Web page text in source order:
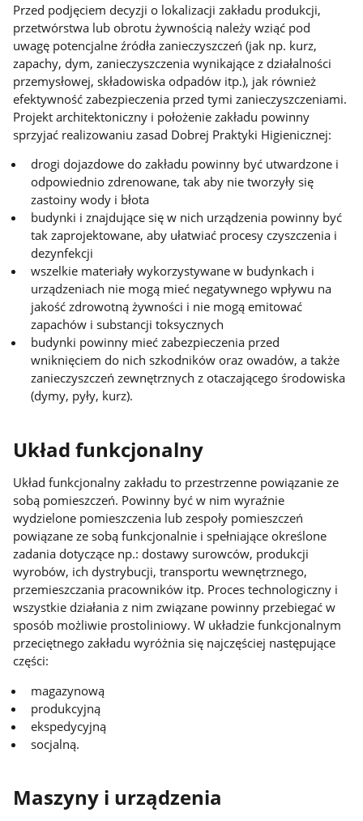
Przed podjęciem decyzji o lokalizacji zakładu produkcji,
przetwórstwa lub obrotu żywnością należy wziąć pod
uwagę potencjalne źródła zanieczyszczeń (jak np. kurz,
zapachy, dym, zanieczyszczenia wynikające z działalności
przemysłowej, składowiska odpadów itp.), jak również
efektywność zabezpieczenia przed tymi zanieczyszczeniami.
Projekt architektoniczny i położenie zakładu powinny
sprzyjać realizowaniu zasad Dobrej Praktyki Higienicznej:
drogi dojazdowe do zakładu powinny być utwardzone i
odpowiednio zdrenowane, tak aby nie tworzyły się
zastoiny wody i błota
budynki i znajdujące się w nich urządzenia powinny być
tak zaprojektowane, aby ułatwiać procesy czyszczenia i
dezynfekcji
wszelkie materiały wykorzystywane w budynkach i
urządzeniach nie mogą mieć negatywnego wpływu na
jakość zdrowotną żywności i nie mogą emitować
zapachów i substancji toksycznych
budynki powinny mieć zabezpieczenia przed
wniknięciem do nich szkodników oraz owadów, a także
zanieczyszczeń zewnętrznych z otaczającego środowiska
(dymy, pyły, kurz).
Układ funkcjonalny
Układ funkcjonalny zakładu to przestrzenne powiązanie ze
sobą pomieszczeń. Powinny być w nim wyraźnie
wydzielone pomieszczenia lub zespoły pomieszczeń
powiązane ze sobą funkcjonalnie i spełniające określone
zadania dotyczące np.: dostawy surowców, produkcji
wyrobów, ich dystrybucji, transportu wewnętrznego,
przemieszczania pracowników itp. Proces technologiczny i
wszystkie działania z nim związane powinny przebiegać w
sposób możliwie prostoliniowy. W układzie funkcjonalnym
przeciętnego zakładu wyróżnia się najczęściej następujące
części:
magazynową
produkcyjną
ekspedycyjną
socjalną.
Maszyny i urządzenia